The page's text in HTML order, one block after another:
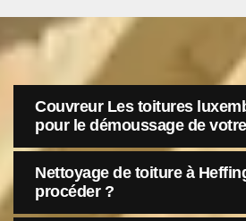
Couvreur Les toitures
pour le démoussage de
Nettoyage de toiture à
procéder ?